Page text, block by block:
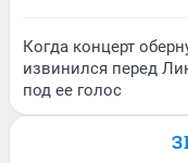
Когда концерт
извинился перед
под ее голос